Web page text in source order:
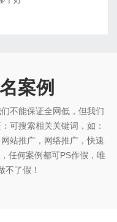
案例
不能保证全网低，但我们
可搜索相关关键词，如：
站推广，网络推广，快速
任何案例都可PS作假，唯
不了假！